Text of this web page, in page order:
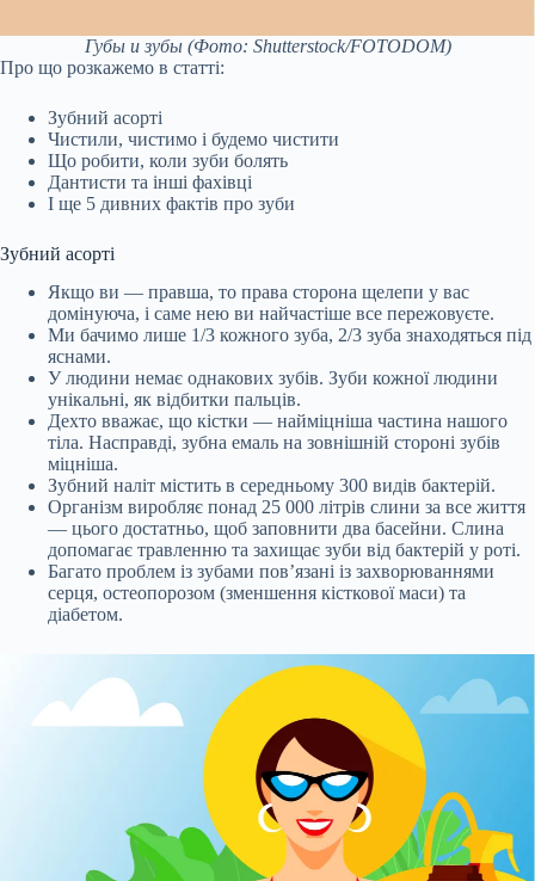
Губы и зубы (Фото: Shutterstock/FOTODOM)
Про що розкажемо в статті:
Зубний асорті
Чистили, чистимо і будемо чистити
Що робити, коли зуби болять
Дантисти та інші фахівці
І ще 5 дивних фактів про зуби
Зубний асорті
Якщо ви — правша, то права сторона щелепи у вас
домінуюча, і саме нею ви найчастіше все пережовуєте.
Ми бачимо лише 1/3 кожного зуба, 2/3 зуба знаходяться під
яснами.
У людини немає однакових зубів. Зуби кожної людини
унікальні, як відбитки пальців.
Дехто вважає, що кістки — найміцніша частина нашого
тіла. Насправді, зубна емаль на зовнішній стороні зубів
міцніша.
Зубний наліт містить в середньому 300 видів бактерій.
Організм виробляє понад 25 000 літрів слини за все життя
— цього достатньо, щоб заповнити два басейни. Слина
допомагає травленню та захищає зуби від бактерій у роті.
Багато проблем із зубами пов’язані із захворюваннями
серця, остеопорозом (зменшення кісткової маси) та
діабетом.